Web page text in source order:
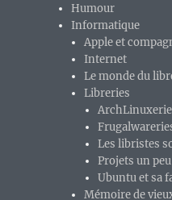
Humour
Informatique
Apple et
Internet
Le monde du
Libreries
Les libristes
Projets un
Ubuntu et sa
Mémoire de